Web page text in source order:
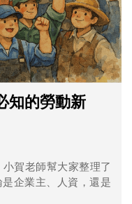
知的勞動新
賀老師幫大家整理了
企業主、人資，還是